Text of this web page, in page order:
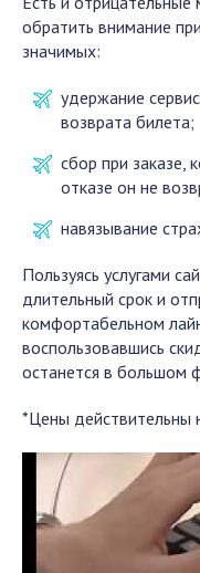
обратить внимание
значимых:
удержание
возврата билета;
сбор при заказе,
отказе он не
навязывание
Пользуясь услугами
длительный срок и
комфортабельном
воспользовавшись
останется в большом
*Цены действительны